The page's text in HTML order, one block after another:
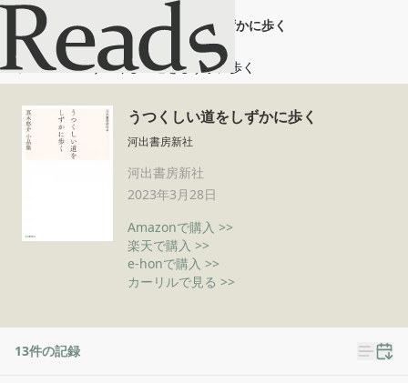
うつくしい道をしずかに歩く
ホーム うつくしい道をしずかに歩く
うつくしい道をしずかに歩く
河出書房新社
河出書房新社
2023年3月28日
Amazonで購入 >>
楽天で購入 >>
e-honで購入 >>
カーリルで見る >>
13件の記録